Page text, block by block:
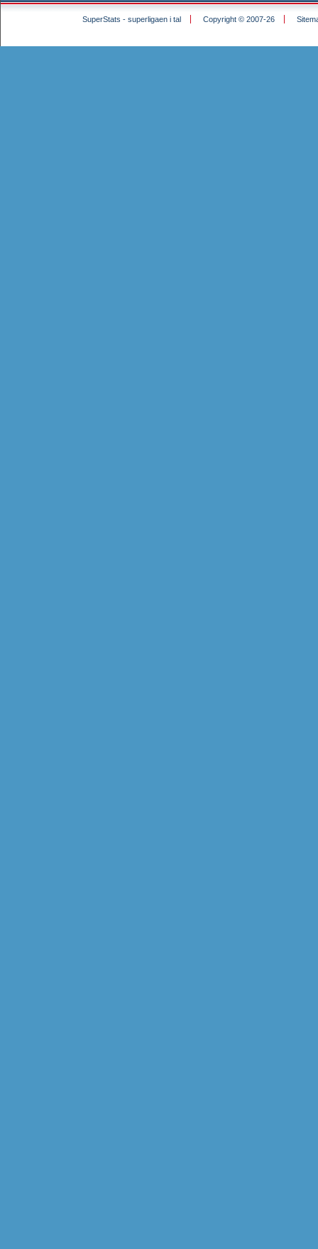
SuperStats - superligaen i tal Copyright © 2007-26